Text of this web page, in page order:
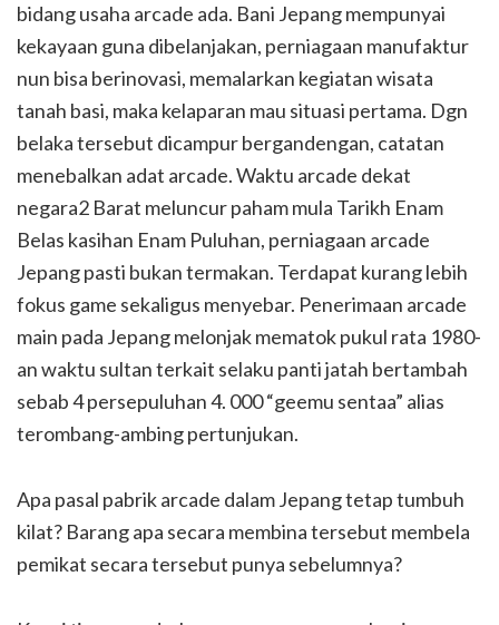
bidang usaha arcade ada. Bani Jepang mempunyai
kekayaan guna dibelanjakan, perniagaan manufaktur
nun bisa berinovasi, memalarkan kegiatan wisata
tanah basi, maka kelaparan mau situasi pertama. Dgn
belaka tersebut dicampur bergandengan, catatan
menebalkan adat arcade. Waktu arcade dekat
negara2 Barat meluncur paham mula Tarikh Enam
Belas kasihan Enam Puluhan, perniagaan arcade
Jepang pasti bukan termakan. Terdapat kurang lebih
fokus game sekaligus menyebar. Penerimaan arcade
main pada Jepang melonjak mematok pukul rata 1980-
an waktu sultan terkait selaku panti jatah bertambah
sebab 4 persepuluhan 4. 000 “geemu sentaa” alias
terombang-ambing pertunjukan.
Apa pasal pabrik arcade dalam Jepang tetap tumbuh
kilat? Barang apa secara membina tersebut membela
pemikat secara tersebut punya sebelumnya?